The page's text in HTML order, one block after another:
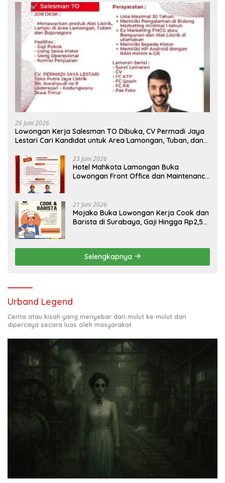
26 Juni 2026
Lowongan Kerja Salesman TO Dibuka, CV Permadi Jaya
Lestari Cari Kandidat untuk Area Lamongan, Tuban, dan
23 Juni 2026
Hotel Mahkota Lamongan Buka
Lowongan Front Office dan Maintenance
21 Juni 2026
Mojako Buka Lowongan Kerja Cook dan
Barista di Surabaya, Gaji Hingga Rp2,5
Selengkapnya
Urband Legend
Cerita atau kisah yang menyebar dari mulut ke mulut dan
dipercaya secara luas oleh masyarakat